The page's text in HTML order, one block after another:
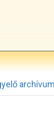
archívum